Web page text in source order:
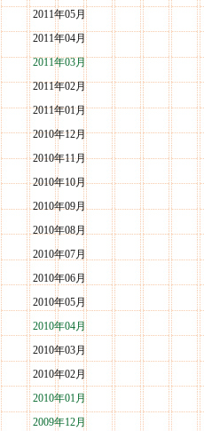
2011年05月
2011年04月
2011年03月
2011年02月
2011年01月
2010年12月
2010年11月
2010年10月
2010年09月
2010年08月
2010年07月
2010年06月
2010年05月
2010年04月
2010年03月
2010年02月
2010年01月
2009年12月